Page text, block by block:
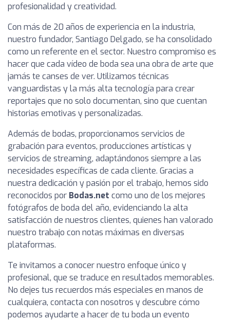
profesionalidad y creatividad.
Con más de 20 años de experiencia en la industria,
nuestro fundador, Santiago Delgado, se ha consolidado
como un referente en el sector. Nuestro compromiso es
hacer que cada vídeo de boda sea una obra de arte que
jamás te canses de ver. Utilizamos técnicas
vanguardistas y la más alta tecnología para crear
reportajes que no solo documentan, sino que cuentan
historias emotivas y personalizadas.
Además de bodas, proporcionamos servicios de
grabación para eventos, producciones artísticas y
servicios de streaming, adaptándonos siempre a las
necesidades específicas de cada cliente. Gracias a
nuestra dedicación y pasión por el trabajo, hemos sido
reconocidos por Bodas.net como uno de los mejores
fotógrafos de boda del año, evidenciando la alta
satisfacción de nuestros clientes, quienes han valorado
nuestro trabajo con notas máximas en diversas
plataformas.
Te invitamos a conocer nuestro enfoque único y
profesional, que se traduce en resultados memorables.
No dejes tus recuerdos más especiales en manos de
cualquiera, contacta con nosotros y descubre cómo
podemos ayudarte a hacer de tu boda un evento